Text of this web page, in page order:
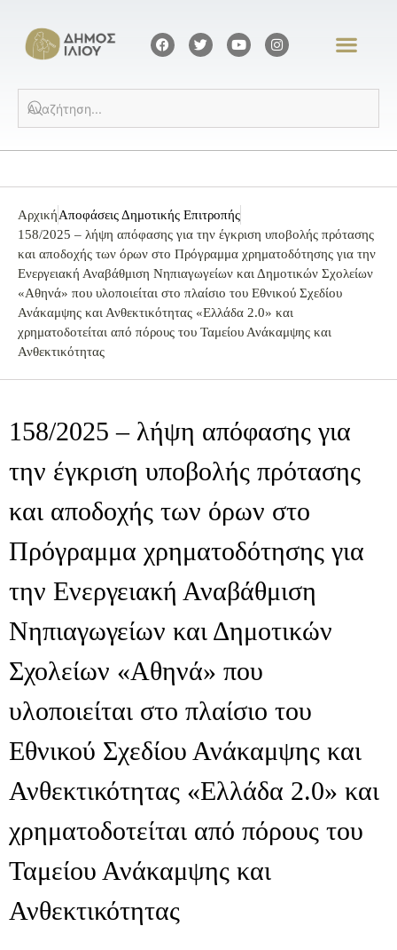
ΑρχικήΑποφάσεις Δημοτικής Επιτροπής
158/2025 – λήψη απόφασης για την έγκριση υποβολής πρότασης
και αποδοχής των όρων στο Πρόγραμμα χρηματοδότησης για την
Ενεργειακή Αναβάθμιση Νηπιαγωγείων και Δημοτικών Σχολείων
«Αθηνά» που υλοποιείται στο πλαίσιο του Εθνικού Σχεδίου
Ανάκαμψης και Ανθεκτικότητας «Ελλάδα 2.0» και
χρηματοδοτείται από πόρους του Ταμείου Ανάκαμψης και
Ανθεκτικότητας
158/2025 – λήψη απόφασης για
την έγκριση υποβολής πρότασης
και αποδοχής των όρων στο
Πρόγραμμα χρηματοδότησης για
την Ενεργειακή Αναβάθμιση
Νηπιαγωγείων και Δημοτικών
Σχολείων «Αθηνά» που
υλοποιείται στο πλαίσιο του
Εθνικού Σχεδίου Ανάκαμψης και
Ανθεκτικότητας «Ελλάδα 2.0» και
χρηματοδοτείται από πόρους του
Ταμείου Ανάκαμψης και
Ανθεκτικότητας